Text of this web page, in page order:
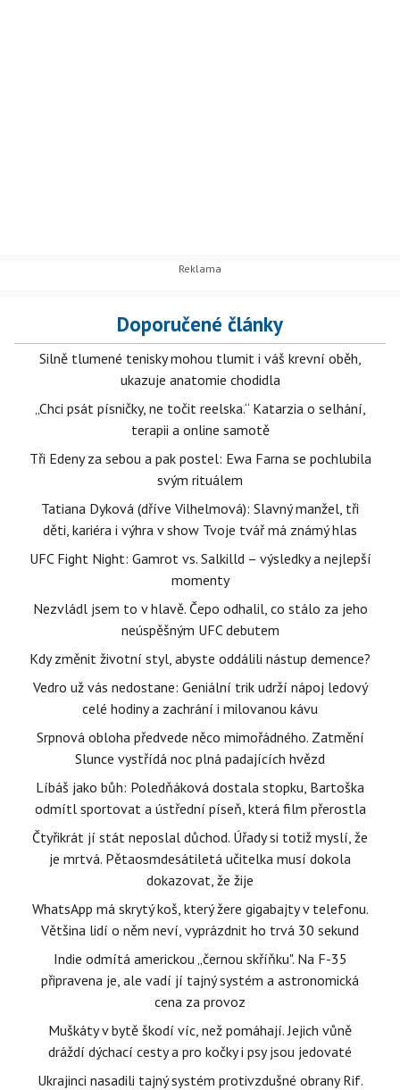
Doporučené články
Silně tlumené tenisky mohou tlumit i váš krevní oběh,
ukazuje anatomie chodidla
„Chci psát písničky, ne točit reelska.“ Katarzia o selhání,
terapii a online samotě
Tři Edeny za sebou a pak postel: Ewa Farna se pochlubila
svým rituálem
Tatiana Dyková (dříve Vilhelmová): Slavný manžel, tři
děti, kariéra i výhra v show Tvoje tvář má známý hlas
UFC Fight Night: Gamrot vs. Salkilld – výsledky a nejlepší
momenty
Nezvládl jsem to v hlavě. Čepo odhalil, co stálo za jeho
neúspěšným UFC debutem
Kdy změnit životní styl, abyste oddálili nástup demence?
Vedro už vás nedostane: Geniální trik udrží nápoj ledový
celé hodiny a zachrání i milovanou kávu
Srpnová obloha předvede něco mimořádného. Zatmění
Slunce vystřídá noc plná padajících hvězd
Líbáš jako bůh: Poledňáková dostala stopku, Bartoška
odmítl sportovat a ústřední píseň, která film přerostla
Čtyřikrát jí stát neposlal důchod. Úřady si totiž myslí, že
je mrtvá. Pětaosmdesátiletá učitelka musí dokola
dokazovat, že žije
WhatsApp má skrytý koš, který žere gigabajty v telefonu.
Většina lidí o něm neví, vyprázdnit ho trvá 30 sekund
Indie odmítá americkou „černou skříňku". Na F-35
připravena je, ale vadí jí tajný systém a astronomická
cena za provoz
Muškáty v bytě škodí víc, než pomáhají. Jejich vůně
dráždí dýchací cesty a pro kočky i psy jsou jedovaté
Ukrajinci nasadili tajný systém protivzdušné obrany Rif.